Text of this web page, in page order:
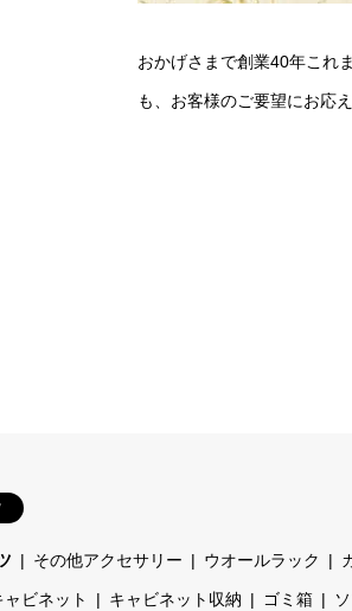
おかげさまで創業40年これ
も、お客様のご要望にお応
その他アクセサリー ウオールラック
ャビネット キャビネット収納 ゴミ箱